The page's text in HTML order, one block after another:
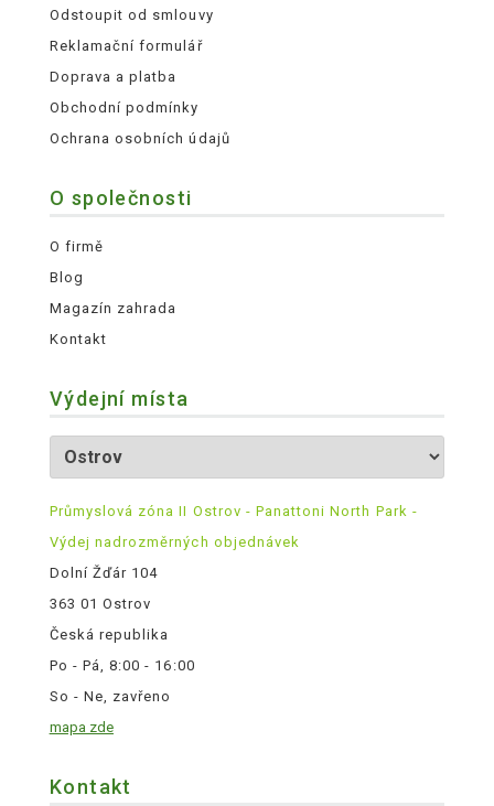
Odstoupit od smlouvy
Reklamační formulář
Doprava a platba
Obchodní podmínky
Ochrana osobních údajů
O společnosti
O firmě
Blog
Magazín zahrada
Kontakt
Výdejní místa
Průmyslová zóna II Ostrov - Panattoni North Park -
Výdej nadrozměrných objednávek
Dolní Žďár 104
363 01 Ostrov
Česká republika
Po - Pá, 8:00 - 16:00
So - Ne, zavřeno
mapa zde
Kontakt